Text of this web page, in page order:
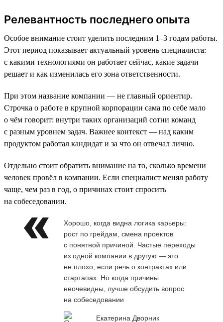
Релевантность последнего опыта
Особое внимание стоит уделить последним 1–3 годам работы.
Этот период показывает актуальный уровень специалиста:
с какими технологиями он работает сейчас, какие задачи
решает и как изменилась его зона ответственности.
При этом название компании — не главный ориентир.
Строчка о работе в крупной корпорации сама по себе мало
о чём говорит: внутри таких организаций сотни команд
с разным уровнем задач. Важнее контекст — над каким
продуктом работал кандидат и за что он отвечал лично.
Отдельно стоит обратить внимание на то, сколько времени
человек провёл в компании. Если специалист менял работу
чаще, чем раз в год, о причинах стоит спросить
на собеседовании.
Хорошо, когда видна логика карьеры:
рост по грейдам, смена проектов
с понятной причиной. Частые переходы
из одной компании в другую — это
не плохо, если речь о контрактах или
стартапах. Но когда причины
неочевидны, лучше обсудить вопрос
на собеседовании
Екатерина Дворник